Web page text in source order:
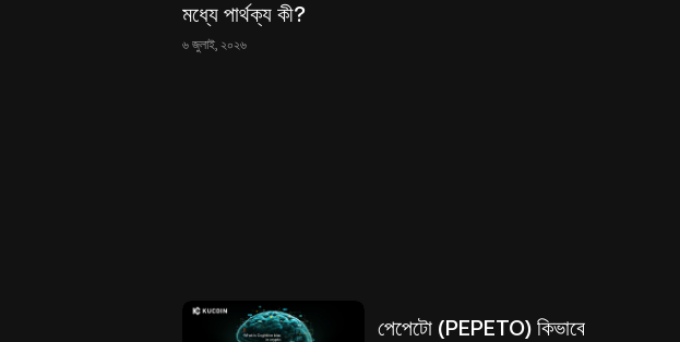
মধ্যে পার্থক্য কী?
৬ জুলাই, ২০২৬
পেপেটো (PEPETO) কিভাবে